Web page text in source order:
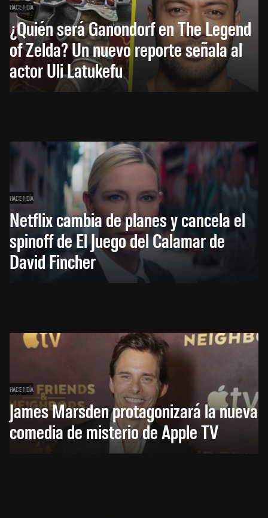
HACE 1 DÍA
¿Quién será Ganondorf en The Legend
of Zelda? Un nuevo reporte señala al
actor Uli Latukefu
HACE 1 DÍA
Netflix cambia de planes y cancela el
spinoff de El Juego del Calamar de
David Fincher
HACE 1 DÍA
James Marsden protagonizará la nueva
comedia de misterio de Apple TV